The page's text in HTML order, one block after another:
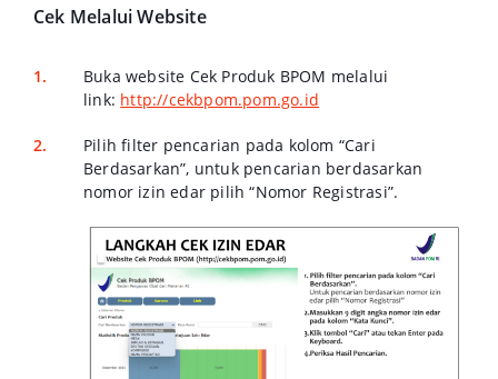
Cek Melalui Website
Buka website Cek Produk BPOM melalui
link: http://cekbpom.pom.go.id
Pilih filter pencarian pada kolom “Cari
Berdasarkan”, untuk pencarian berdasarkan
nomor izin edar pilih “Nomor Registrasi”.